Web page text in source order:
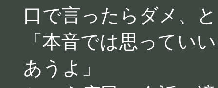
口で言ったらダメ、
「本音では思ってい
あうよ」